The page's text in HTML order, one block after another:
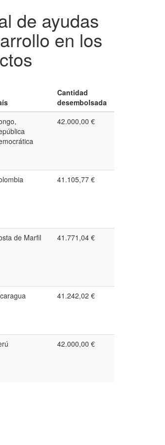
de ayudas
en los
Cantidad
desembolsada
42.000,00 €
41.105,77 €
de Marfil 41.771,04 €
41.242,02 €
42.000,00 €